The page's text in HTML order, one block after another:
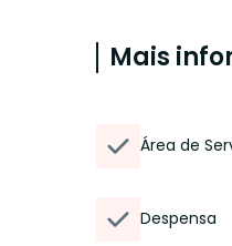
Mais
Área de
Despensa